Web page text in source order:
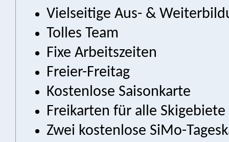
Vielseitige Aus- &
Tolles Team
Fixe Arbeitszeiten
Freier-Freitag
Kostenlose Saisonkarte
Freikarten für alle
Zwei kostenlose SiMo-